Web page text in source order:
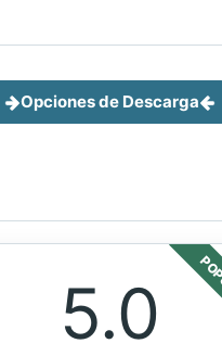
Opciones de Descarga
5.0